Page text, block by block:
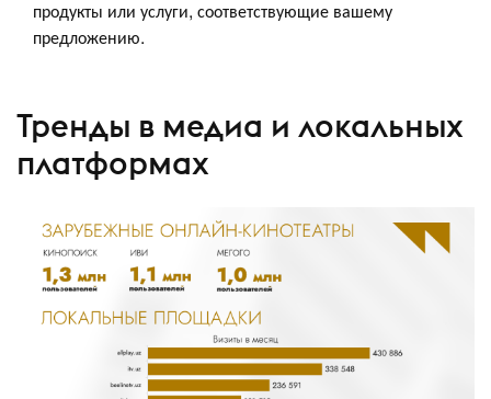
продукты или услуги, соответствующие вашему
предложению.
Тренды в медиа и локальных
платформах